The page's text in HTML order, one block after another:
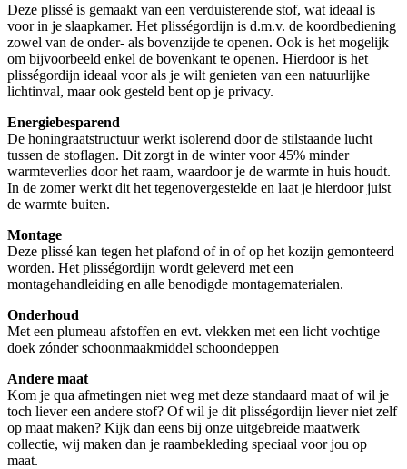
Deze plissé is gemaakt van een verduisterende stof, wat ideaal is
voor in je slaapkamer. Het plisségordijn is d.m.v. de koordbediening
zowel van de onder- als bovenzijde te openen. Ook is het mogelijk
om bijvoorbeeld enkel de bovenkant te openen. Hierdoor is het
plisségordijn ideaal voor als je wilt genieten van een natuurlijke
lichtinval, maar ook gesteld bent op je privacy.
Energiebesparend
De honingraatstructuur werkt isolerend door de stilstaande lucht
tussen de stoflagen. Dit zorgt in de winter voor 45% minder
warmteverlies door het raam, waardoor je de warmte in huis houdt.
In de zomer werkt dit het tegenovergestelde en laat je hierdoor juist
de warmte buiten.
Montage
Deze plissé kan tegen het plafond of in of op het kozijn gemonteerd
worden. Het plisségordijn wordt geleverd met een
montagehandleiding en alle benodigde montagematerialen.
Onderhoud
Met een plumeau afstoffen en evt. vlekken met een licht vochtige
doek zónder schoonmaakmiddel schoondeppen
Andere maat
Kom je qua afmetingen niet weg met deze standaard maat of wil je
toch liever een andere stof? Of wil je dit plisségordijn liever niet zelf
op maat maken? Kijk dan eens bij onze uitgebreide maatwerk
collectie, wij maken dan je raambekleding speciaal voor jou op
maat.